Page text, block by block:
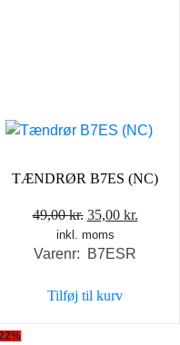
TÆNDRØR B7ES (NC)
49,00kr. Den
oprindelige
pris
49,00 kr..
35,00 kr.
inkl. moms
Varenr: B7ESR
Tilføj til kurv